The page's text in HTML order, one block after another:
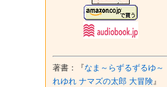
著書：『なま～らずるずるゆ～
れゆれ ナマズの太郎 大冒険』